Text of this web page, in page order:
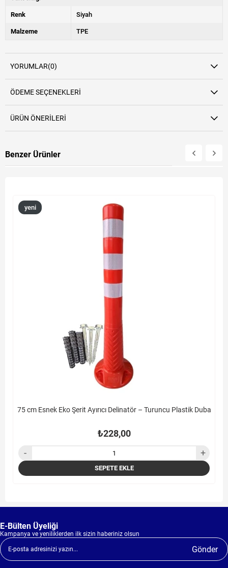
Renk Siyah
Malzeme TPE
YORUMLAR(0)
ÖDEME SEÇENEKLERI
ÜRÜN ÖNERILERI
Benzer Ürünler
75 cm Esnek Eko Şerit Ayırıcı Delinatör – Turuncu Plastik Duba
₺228,00
yeni
SEPETE EKLE
E-Bülten Üyeliği
Kampanya ve yeniliklerden ilk sizin haberiniz olsun
Gönder